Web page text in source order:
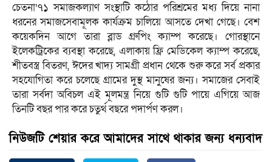
চেতনা’৭১ সমাজকল্যাণ সংস্থাটি কঠোর পরিশ্রমের মধ্য দিয়ে নানা
ধরনের সমাজসেবামূলক কার্যক্রম চালিয়ে আসতে দেখা গেছে। বেশ
কয়েকদিন আগে তারা ব্লাড গ্রুপিং ক্যাম্প করেছে। গোরস্থানে
ইলেকট্রিকের ব্যবস্থা করেছে, এলাকায় ফ্রি মেডিকেল ক্যাম্প করেছে,
শীতবস্ত্র বিতরণ, ঈদের খাদ্য সামগ্রী প্রধান থেকে শুরু করে সর্ব প্রকার
সহযোগিতা করে চলেছে গ্রামের দুস্থ মানুষের জন্য। সমাজের সেবাই
তারা সর্বদা অবিচল এই মূলমন্ত্র নিয়ে গুটি গুটি পায়ে এগিয়ে আজ
তিনটি বছর পার করে চতুর্থ বছরে পদার্পণ করল।
নিউজটি শেয়ার করে আমাদের সাথে থাকার জন্য ধন্যবাদ